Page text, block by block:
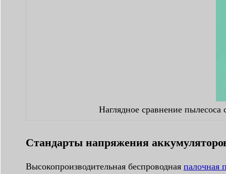
Наглядное сравнение
Стандарты напряжения
Высокопроизводительная беспроводная палочная